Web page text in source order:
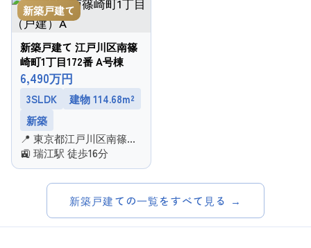
新築戸建て
新築戸建て 江戸川区南篠
崎町1丁目172番 A号棟
6,490万円
3SLDK
建物 114.68m²
新築
📍 東京都江戸川区南篠崎
町１丁目
🚉 瑞江駅 徒歩16分
新築戸建ての一覧をすべて見る →